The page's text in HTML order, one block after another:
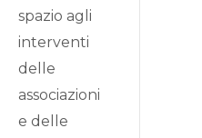
spazio agli
interventi
delle
associazioni
e delle